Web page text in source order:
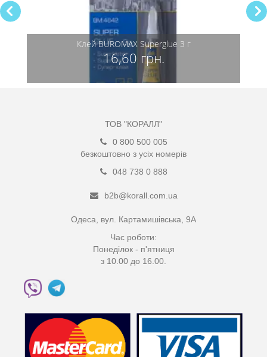
Клей BUROMAX Superglue 3 г
16,60 грн.
ТОВ "КОРАЛЛ"
0 800 500 005
безкоштовно з усіх номерів
048 738 0 888
b2b@korall.com.ua
Одеса, вул. Картамишівська, 9А
Час роботи:
Понеділок - п'ятниця
з 10.00 до 16.00.